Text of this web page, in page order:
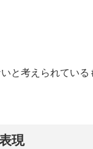
と考えられてい
現